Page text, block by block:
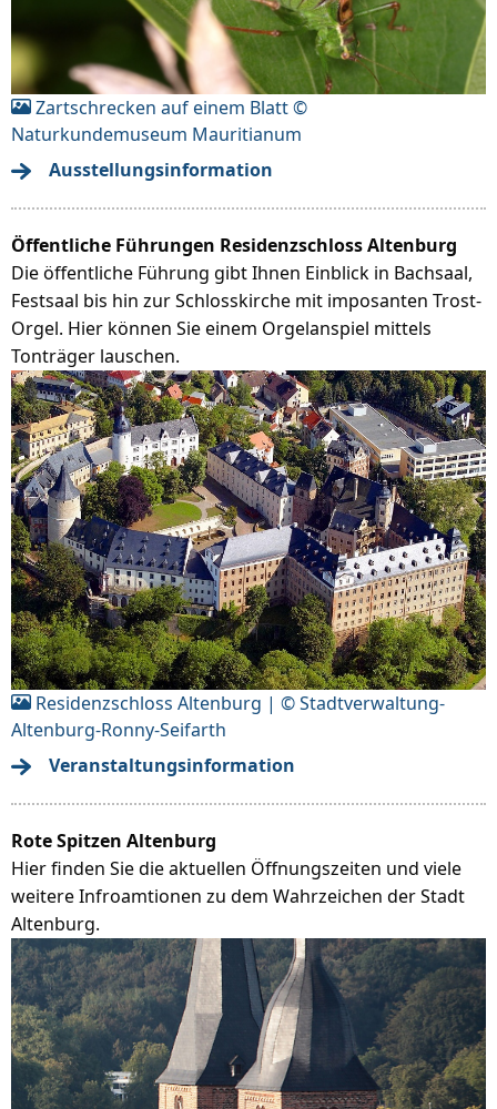
Zartschrecken auf einem Blatt ©
Naturkundemuseum Mauritianum
Ausstellungsinformation
Öffentliche Führungen Residenzschloss Altenburg
Die öffentliche Führung gibt Ihnen Einblick in Bachsaal,
Festsaal bis hin zur Schlosskirche mit imposanten Trost-
Orgel. Hier können Sie einem Orgelanspiel mittels
Tonträger lauschen.
Residenzschloss Altenburg | © Stadtverwaltung-
Altenburg-Ronny-Seifarth
Veranstaltungsinformation
Rote Spitzen Altenburg
Hier finden Sie die aktuellen Öffnungszeiten und viele
weitere Infroamtionen zu dem Wahrzeichen der Stadt
Altenburg.